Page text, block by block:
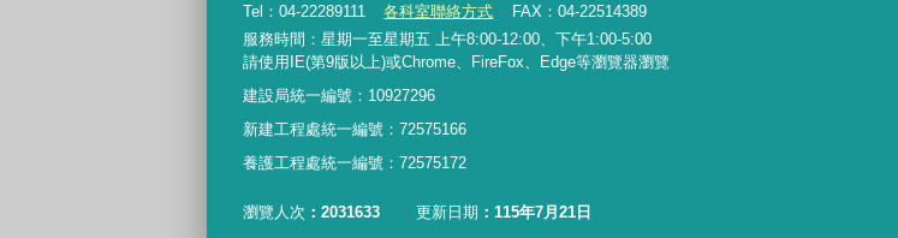
Tel：04-22289111 各科室聯絡方式
FAX：04-22514389
服務時間：星期一至星期五 上午8:00-12:00、下午1:00-5:00
請使用IE(第9版以上)或Chrome、FireFox、Edge等瀏覽器瀏覽
建設局統一編號：10927296
新建工程處統一編號 ： 72575166
養護工程處統一編號 ： 72575172
瀏覽人次 2031633 更新日期 115年7月21日